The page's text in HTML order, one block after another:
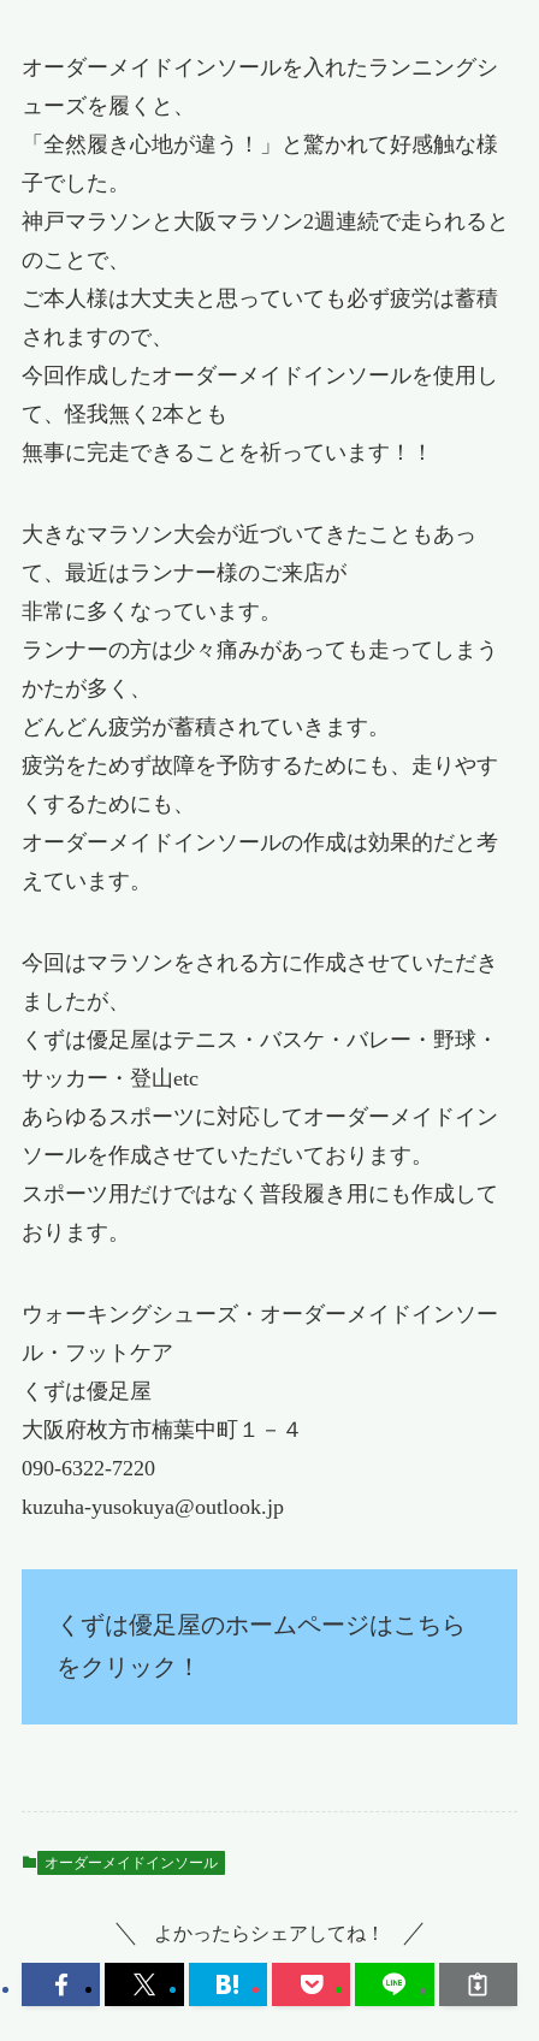
オーダーメイドインソールを入れたランニングシ
ューズを履くと、
「全然履き心地が違う！」と驚かれて好感触な様
子でした。
神戸マラソンと大阪マラソン2週連続で走られると
のことで、
ご本人様は大丈夫と思っていても必ず疲労は蓄積
されますので、
今回作成したオーダーメイドインソールを使用し
て、怪我無く2本とも
無事に完走できることを祈っています！！
大きなマラソン大会が近づいてきたこともあっ
て、最近はランナー様のご来店が
非常に多くなっています。
ランナーの方は少々痛みがあっても走ってしまう
かたが多く、
どんどん疲労が蓄積されていきます。
疲労をためず故障を予防するためにも、走りやす
くするためにも、
オーダーメイドインソールの作成は効果的だと考
えています。
今回はマラソンをされる方に作成させていただき
ましたが、
くずは優足屋はテニス・バスケ・バレー・野球・
サッカー・登山etc
あらゆるスポーツに対応してオーダーメイドイン
ソールを作成させていただいております。
スポーツ用だけではなく普段履き用にも作成して
おります。
ウォーキングシューズ・オーダーメイドインソー
ル・フットケア
くずは優足屋
大阪府枚方市楠葉中町１－４
090-6322-7220
kuzuha-yusokuya@outlook.jp
くずは優足屋のホームページはこちら
をクリック！
オーダーメイドインソール
よかったらシェアしてね！